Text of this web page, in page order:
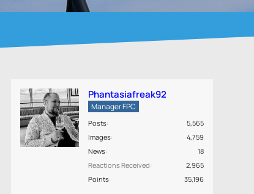
Phantasiafreak92
Manager FPC
Posts
5,565
Images
4,759
News
18
Reactions Received
2,965
Points
35,196